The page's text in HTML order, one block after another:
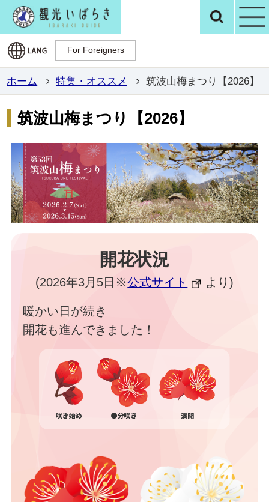
観光いばらき検
For Foreigners
For Foreigners
ホーム 特集・オススメ 筑波山梅まつり【2026】
筑波山梅まつり【2026】
開花状況
(2026年3月5日※公式サイト より)
暖かい日が続き
開花も進んできました！